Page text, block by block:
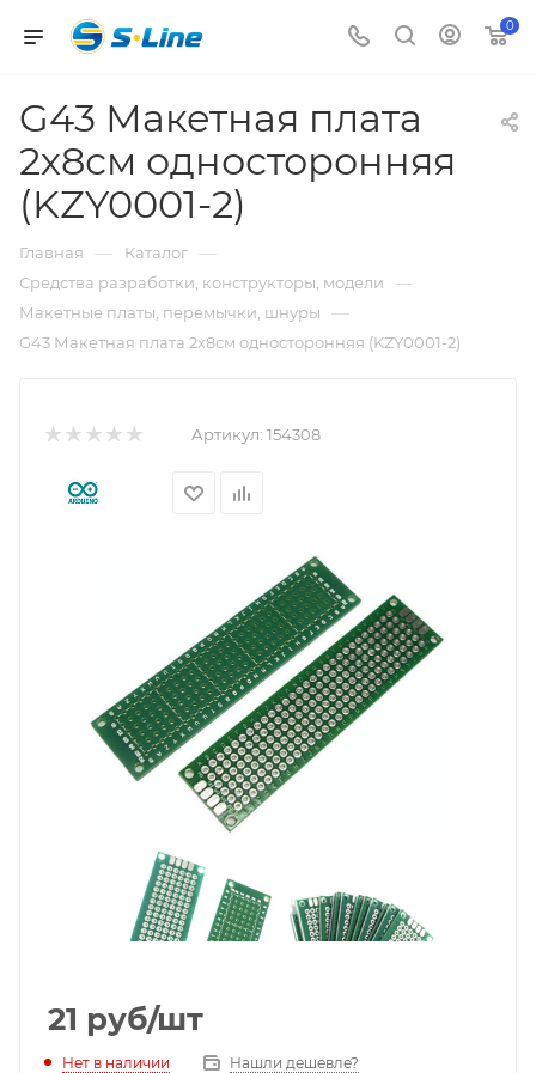
0
G43 Макетная плата
2х8см односторонняя
(KZY0001-2)
Главная — Каталог —
Средства разработки, конструкторы, модели —
Макетные платы, перемычки, шнуры —
G43 Макетная плата 2х8см односторонняя (KZY0001-2)
Артикул: 154308
21 руб/шт
Нет в наличии Нашли дешевле?